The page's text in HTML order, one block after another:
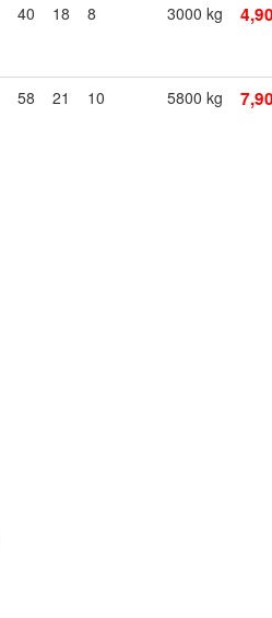
40 18 8 3000 kg
58 21 10 5800 kg